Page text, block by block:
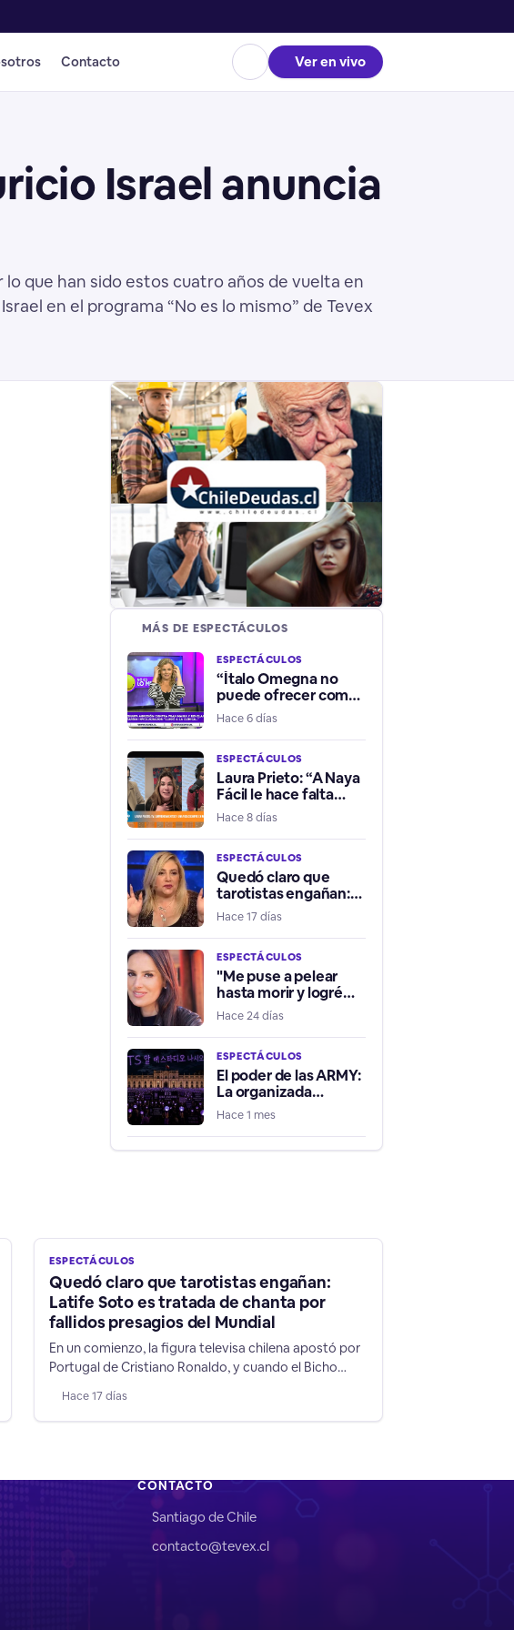
Contacto Ver en vivo
Israel anuncia
que han sido estos cuatro años de vuelta en
en el programa “No es lo mismo” de Tevex
MÁS DE ESPECTÁCULOS
ESPECTÁCULOS
“Ítalo Omegna no
puede ofrecer como
un trozo de carne
sexualmente a su
hermana”
Hace 6 días
ESPECTÁCULOS
Laura Prieto: “A Naya
Fácil le hace falta
tener un equipo que
la ayude a ser
influencer positiva”
Hace 8 días
ESPECTÁCULOS
Quedó claro que
tarotistas engañan:
Latife Soto es tratada
de chanta por fallidos
presagios del Mundial
Hace 17 días
ESPECTÁCULOS
"Me puse a pelear
hasta morir y logré
quitar una pistola":
Adriana Barrientos
relata violento robo
de su vehículo
Hace 24 días
ESPECTÁCULOS
El poder de las ARMY:
La organizada
comunidad detrás de
la presión por traer a
BTS a Chile
Hace 1 mes
ESPECTÁCULOS
Quedó claro que tarotistas engañan:
Latife Soto es tratada de chanta por
fallidos presagios del Mundial
En un comienzo, la figura televisa chilena apostó por
Portugal de Cristiano Ronaldo, y cuando el Bicho
mostrando las mentiras de su rubro de supuestos
"videntes".
Hace 17 días
CONTACTO
Santiago de Chile
contacto@tevex.cl